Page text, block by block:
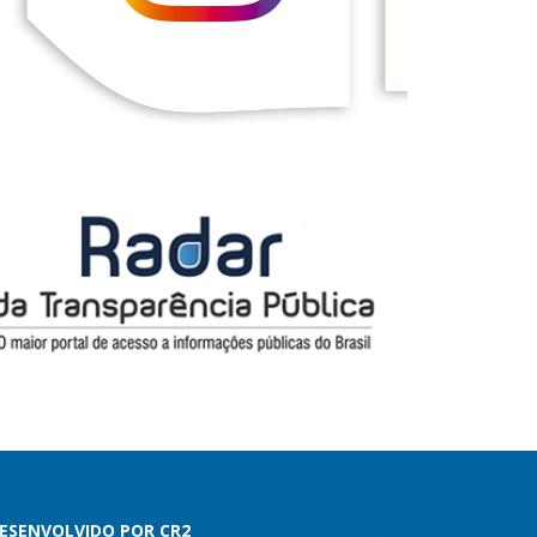
POR CR2